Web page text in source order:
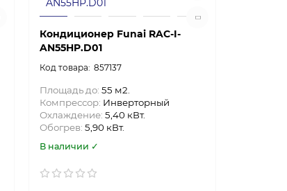
Кондиционер Funai RAC-I-
AN55HP.D01
857137
Площадь до: 55 м2.
Компрессор: Инверторный
Охлаждение: 5,40 кВт.
Обогрев: 5,90 кВт.
В наличии ✓